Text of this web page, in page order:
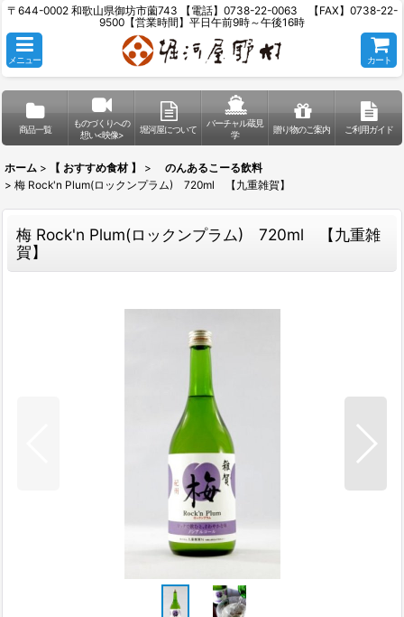
〒644-0002 和歌山県御坊市薗743 【電話】0738-22-0063 【FAX】0738-22-
9500【営業時間】平日午前9時～午後16時
メニュー カート
商品一覧
ものづくりへの
想い<映像>
堀河屋について
バーチャル蔵見
学
贈り物のご案内 ご利用ガイド
ホーム > 【 おすすめ食材 】 >
のんあるこーる飲料
> 梅 Rock'n Plum(ロックンプラム) 720ml 【九重雑賀】
梅 Rock'n Plum(ロックンプラム) 720ml 【九重雑
賀】